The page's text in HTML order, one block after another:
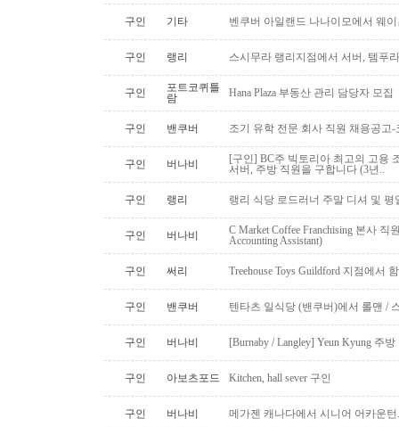
구인 기타 벤쿠버 아일랜드 나나이모에서 웨
구인 랭리 스시무라 랭리지점에서 서버, 템푸
구인
포트코퀴틀
람
Hana Plaza 부동산 관리 담당자 모집
구인 밴쿠버 조기 유학 전문 회사 직원 채용공고
구인 버나비
[구인] BC주 빅토리아 최고의 고용
서버, 주방 직원을 구합니다 (3년..
구인 랭리 랭리 식당 로드러너 주말 디셔 및
구인 버나비
C Market Coffee Franchising 본사 직
Accounting Assistant)
구인 써리 Treehouse Toys Guildford 지점에서
구인 밴쿠버 텐타츠 일식당 (밴쿠버)에서 롤맨 /
구인 버나비 [Burnaby / Langley] Yeun Kyung 주
구인 아보츠포드 Kitchen, hall sever 구인
구인 버나비 메가젠 캐나다에서 시니어 어카운